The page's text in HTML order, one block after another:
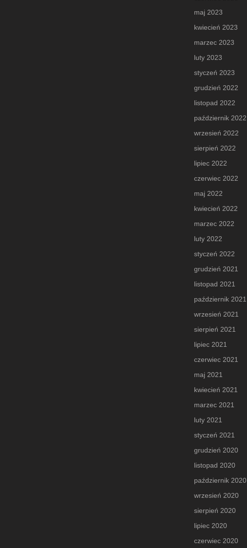
maj 2023
kwiecień 2023
marzec 2023
luty 2023
styczeń 2023
grudzień 2022
listopad 2022
październik 2022
wrzesień 2022
sierpień 2022
lipiec 2022
czerwiec 2022
maj 2022
kwiecień 2022
marzec 2022
luty 2022
styczeń 2022
grudzień 2021
listopad 2021
październik 2021
wrzesień 2021
sierpień 2021
lipiec 2021
czerwiec 2021
maj 2021
kwiecień 2021
marzec 2021
luty 2021
styczeń 2021
grudzień 2020
listopad 2020
październik 2020
wrzesień 2020
sierpień 2020
lipiec 2020
czerwiec 2020